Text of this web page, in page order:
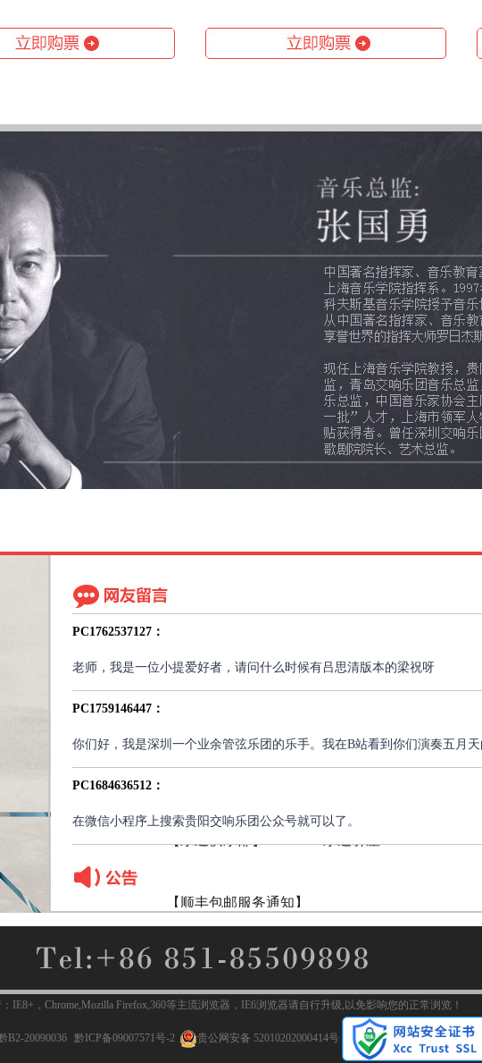
PC1762537127：
老师，我是一位小提爱好者，请问什么时候有吕思清版本的梁祝呀
PC1759146447：
你们好，我是深圳一个业余管弦乐团的乐手。我在B站看到你们演奏五月
PC1684636512：
在微信小程序上搜索贵阳交响乐团公众号就可以了。
快递温馨提示
【乐迷俱乐部】2024.5.9乐迷讲座
【乐迷俱乐部】2024.1.25乐迷讲座
【乐迷俱乐部】2024.5.9乐迷讲座
IE8+，Chrome,Mozilla Firefox,360等主流浏览器，IE6浏览器请自行升级,以免影响您的正常浏览！
B2-20090036 黔ICP备09007571号-2 贵公网安备 52010202000414号